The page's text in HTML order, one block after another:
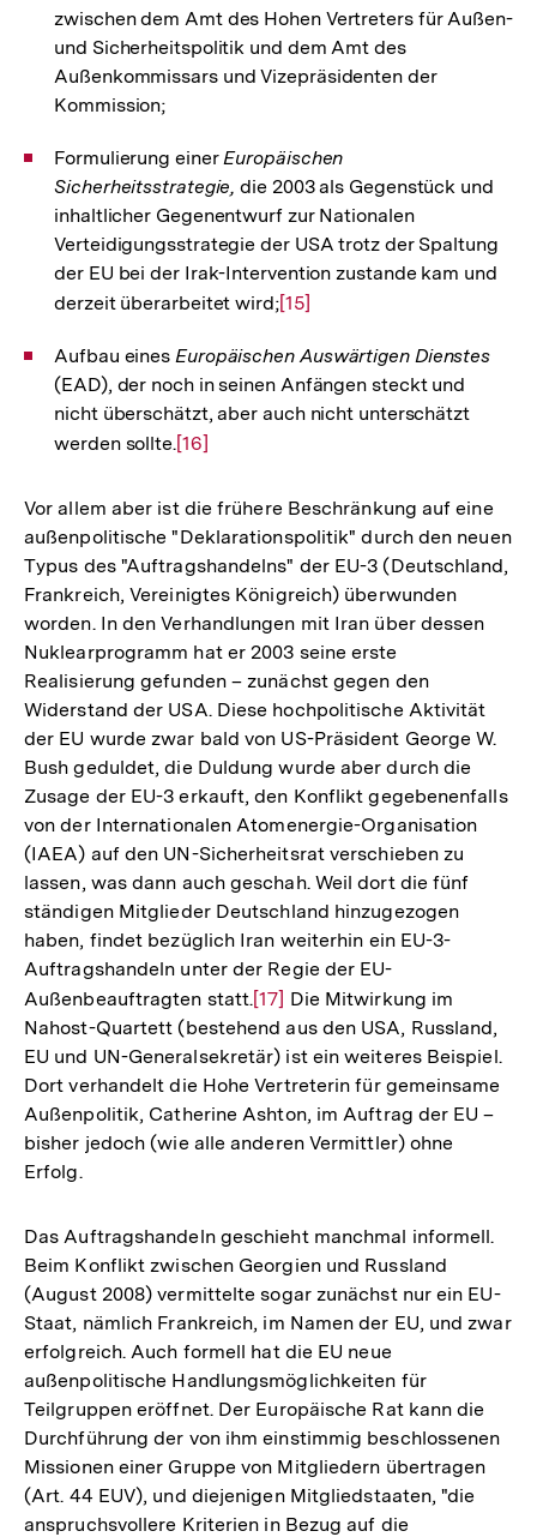
zwischen dem Amt des Hohen Vertreters für Außen-
und Sicherheitspolitik und dem Amt des
Außenkommissars und Vizepräsidenten der
Kommission;
Formulierung einer Europäischen
Sicherheitsstrategie,die 2003 als Gegenstück und
inhaltlicher Gegenentwurf zur Nationalen
Verteidigungsstrategie der USA trotz der Spaltung
der EU bei der Irak-Intervention zustande kam und
derzeit überarbeitet wird;Zur
der
Fußnote
[15]
Aufbau eines Europäischen Auswärtigen Dienstes
(EAD), der noch in seinen Anfängen steckt und
nicht überschätzt, aber auch nicht unterschätzt
werden sollte.Zur
der
Fußnote
[16]
Vor allem aber ist die frühere Beschränkung auf eine
außenpolitische "Deklarationspolitik" durch den neuen
Typus des "Auftragshandelns" der EU-3 (Deutschland,
Frankreich, Vereinigtes Königreich) überwunden
worden. In den Verhandlungen mit Iran über dessen
Nuklearprogramm hat er 2003 seine erste
Realisierung gefunden – zunächst gegen den
Widerstand der USA. Diese hochpolitische Aktivität
der EU wurde zwar bald von US-Präsident George W.
Bush geduldet, die Duldung wurde aber durch die
Zusage der EU-3 erkauft, den Konflikt gegebenenfalls
von der Internationalen Atomenergie-Organisation
(IAEA) auf den UN-Sicherheitsrat verschieben zu
lassen, was dann auch geschah. Weil dort die fünf
ständigen Mitglieder Deutschland hinzugezogen
haben, findet bezüglich Iran weiterhin ein EU-3-
Auftragshandeln unter der Regie der EU-
Außenbeauftragten statt.Zur
Auflösung
der
Fußnote
[17] Die Mitwirkung im
Nahost-Quartett (bestehend aus den USA, Russland,
EU und UN-Generalsekretär) ist ein weiteres Beispiel.
Dort verhandelt die Hohe Vertreterin für gemeinsame
Außenpolitik, Catherine Ashton, im Auftrag der EU –
bisher jedoch (wie alle anderen Vermittler) ohne
Erfolg.
Das Auftragshandeln geschieht manchmal informell.
Beim Konflikt zwischen Georgien und Russland
(August 2008) vermittelte sogar zunächst nur ein EU-
Staat, nämlich Frankreich, im Namen der EU, und zwar
erfolgreich. Auch formell hat die EU neue
außenpolitische Handlungsmöglichkeiten für
Teilgruppen eröffnet. Der Europäische Rat kann die
Durchführung der von ihm einstimmig beschlossenen
Missionen einer Gruppe von Mitgliedern übertragen
(Art. 44 EUV), und diejenigen Mitgliedstaaten, "die
anspruchsvollere Kriterien in Bezug auf die